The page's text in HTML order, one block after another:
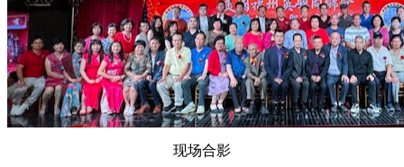
现场合影